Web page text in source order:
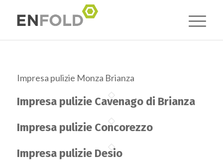
Impresa pulizie Monza Brianza
Impresa pulizie Cavenago di Brianza
Impresa pulizie Concorezzo
Impresa pulizie Desio